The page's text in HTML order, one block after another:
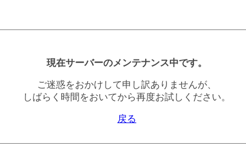
現在サーバーのメンテナンス中です。
ご迷惑をおかけして申し訳ありませんが、
しばらく時間をおいてから再度お試しください。
戻る